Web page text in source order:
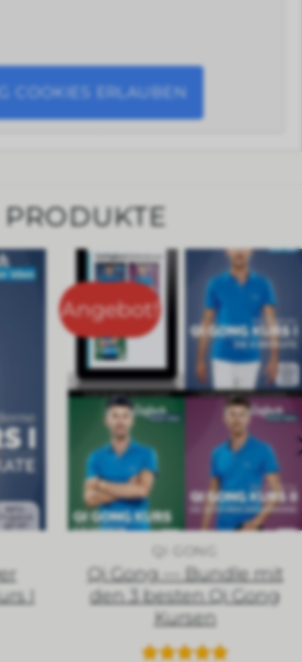
COOKIES ERLAUBEN
I
Angebot!
Qi Gong — Bundle mit
den 3 besten Qi Gong
Kursen